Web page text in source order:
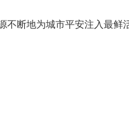
不断地为城市平安注入最鲜